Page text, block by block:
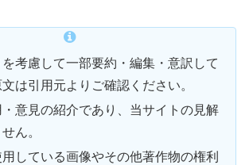
考慮して一部要約・編集・意訳して
は引用元よりご確認ください。
・意見の紹介であり、当サイトの見解
ん。
している画像やその他著作物の権利